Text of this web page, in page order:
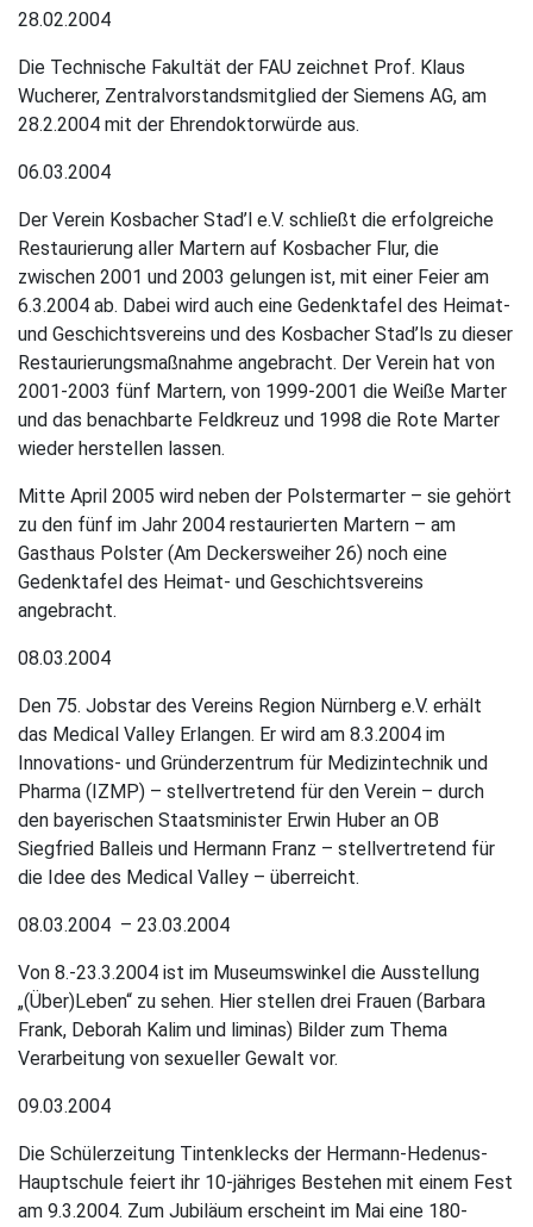
28.02.2004
Die Technische Fakultät der FAU zeichnet Prof. Klaus
Wucherer, Zentralvorstandsmitglied der Siemens AG, am
28.2.2004 mit der Ehrendoktorwürde aus.
06.03.2004
Der Verein Kosbacher Stad’l e.V. schließt die erfolgreiche
Restaurierung aller Martern auf Kosbacher Flur, die
zwischen 2001 und 2003 gelungen ist, mit einer Feier am
6.3.2004 ab. Dabei wird auch eine Gedenktafel des Heimat-
und Geschichtsvereins und des Kosbacher Stad’ls zu dieser
Restaurierungsmaßnahme angebracht. Der Verein hat von
2001-2003 fünf Martern, von 1999-2001 die Weiße Marter
und das benachbarte Feldkreuz und 1998 die Rote Marter
wieder herstellen lassen.
Mitte April 2005 wird neben der Polstermarter – sie gehört
zu den fünf im Jahr 2004 restaurierten Martern – am
Gasthaus Polster (Am Deckersweiher 26) noch eine
Gedenktafel des Heimat- und Geschichtsvereins
angebracht.
08.03.2004
Den 75. Jobstar des Vereins Region Nürnberg e.V. erhält
das Medical Valley Erlangen. Er wird am 8.3.2004 im
Innovations- und Gründerzentrum für Medizintechnik und
Pharma (IZMP) – stellvertretend für den Verein – durch
den bayerischen Staatsminister Erwin Huber an OB
Siegfried Balleis und Hermann Franz – stellvertretend für
die Idee des Medical Valley – überreicht.
08.03.2004 – 23.03.2004
Von 8.-23.3.2004 ist im Museumswinkel die Ausstellung
„(Über)Leben“ zu sehen. Hier stellen drei Frauen (Barbara
Frank, Deborah Kalim und liminas) Bilder zum Thema
Verarbeitung von sexueller Gewalt vor.
09.03.2004
Die Schülerzeitung Tintenklecks der Hermann-Hedenus-
Hauptschule feiert ihr 10-jähriges Bestehen mit einem Fest
am 9.3.2004. Zum Jubiläum erscheint im Mai eine 180-